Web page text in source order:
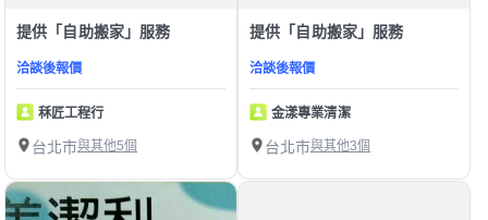
提供「自助搬家」服務
洽談後報價
秝匠工程行
台北市與其他5個
提供「自助搬家」服務
洽談後報價
金漾專業清潔
台北市與其他3個